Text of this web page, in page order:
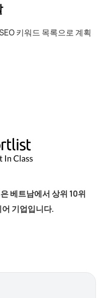
키워드 목록으로 계획
베트남에서 상위 10위
기업입니다.